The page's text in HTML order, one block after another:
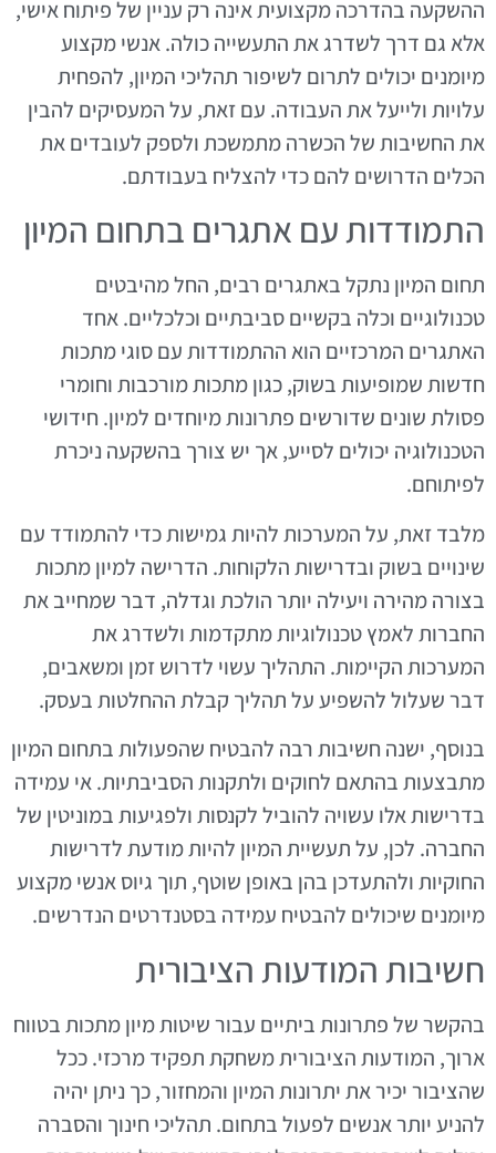
ההשקעה בהדרכה מקצועית אינה רק עניין של פיתוח אישי,
אלא גם דרך לשדרג את התעשייה כולה. אנשי מקצוע
מיומנים יכולים לתרום לשיפור תהליכי המיון, להפחית
עלויות ולייעל את העבודה. עם זאת, על המעסיקים להבין
את החשיבות של הכשרה מתמשכת ולספק לעובדים את
הכלים הדרושים להם כדי להצליח בעבודתם.
התמודדות עם אתגרים בתחום המיון
תחום המיון נתקל באתגרים רבים, החל מהיבטים
טכנולוגיים וכלה בקשיים סביבתיים וכלכליים. אחד
האתגרים המרכזיים הוא ההתמודדות עם סוגי מתכות
חדשות שמופיעות בשוק, כגון מתכות מורכבות וחומרי
פסולת שונים שדורשים פתרונות מיוחדים למיון. חידושי
הטכנולוגיה יכולים לסייע, אך יש צורך בהשקעה ניכרת
לפיתוחם.
מלבד זאת, על המערכות להיות גמישות כדי להתמודד עם
שינויים בשוק ובדרישות הלקוחות. הדרישה למיון מתכות
בצורה מהירה ויעילה יותר הולכת וגדלה, דבר שמחייב את
החברות לאמץ טכנולוגיות מתקדמות ולשדרג את
המערכות הקיימות. התהליך עשוי לדרוש זמן ומשאבים,
דבר שעלול להשפיע על תהליך קבלת ההחלטות בעסק.
בנוסף, ישנה חשיבות רבה להבטיח שהפעולות בתחום המיון
מתבצעות בהתאם לחוקים ולתקנות הסביבתיות. אי עמידה
בדרישות אלו עשויה להוביל לקנסות ולפגיעות במוניטין של
החברה. לכן, על תעשיית המיון להיות מודעת לדרישות
החוקיות ולהתעדכן בהן באופן שוטף, תוך גיוס אנשי מקצוע
מיומנים שיכולים להבטיח עמידה בסטנדרטים הנדרשים.
חשיבות המודעות הציבורית
בהקשר של פתרונות ביתיים עבור שיטות מיון מתכות בטווח
ארוך, המודעות הציבורית משחקת תפקיד מרכזי. ככל
שהציבור יכיר את יתרונות המיון והמחזור, כך ניתן יהיה
להניע יותר אנשים לפעול בתחום. תהליכי חינוך והסברה